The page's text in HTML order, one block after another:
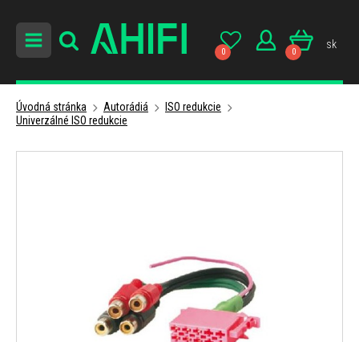
0 0
sk
Úvodná stránka Autorádiá
ISO redukcie
Univerzálné ISO redukcie